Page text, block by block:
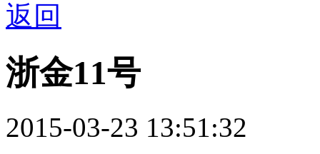
返回
浙金11号
2015-03-23 13:51:32